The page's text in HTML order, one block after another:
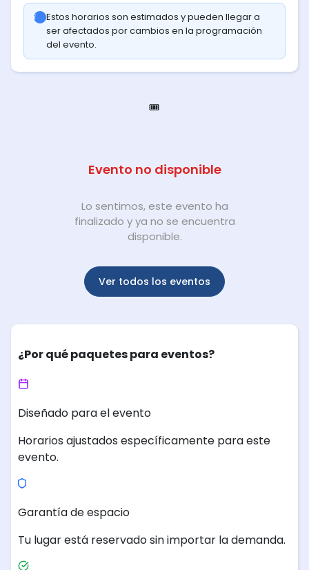
Estos horarios son estimados y pueden llegar a
ser afectados por cambios en la programación
del evento.
🎟️
Evento no disponible
Lo sentimos, este evento ha
finalizado y ya no se encuentra
disponible.
Ver todos los eventos
¿Por qué paquetes para eventos?
Diseñado para el evento
Horarios ajustados específicamente para este
evento.
Garantía de espacio
Tu lugar está reservado sin importar la demanda.